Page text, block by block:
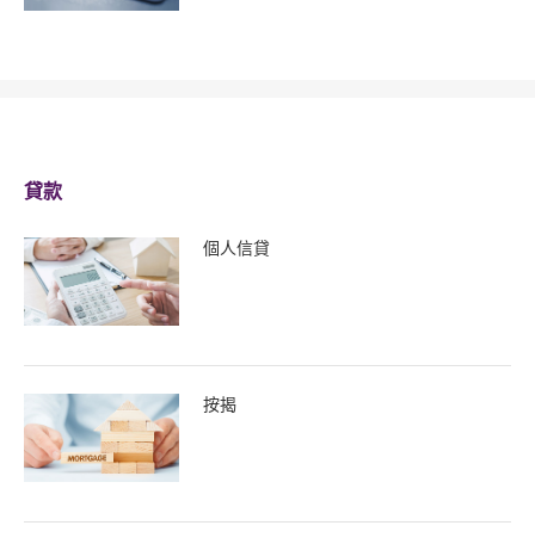
貸款
個人信貸
按揭